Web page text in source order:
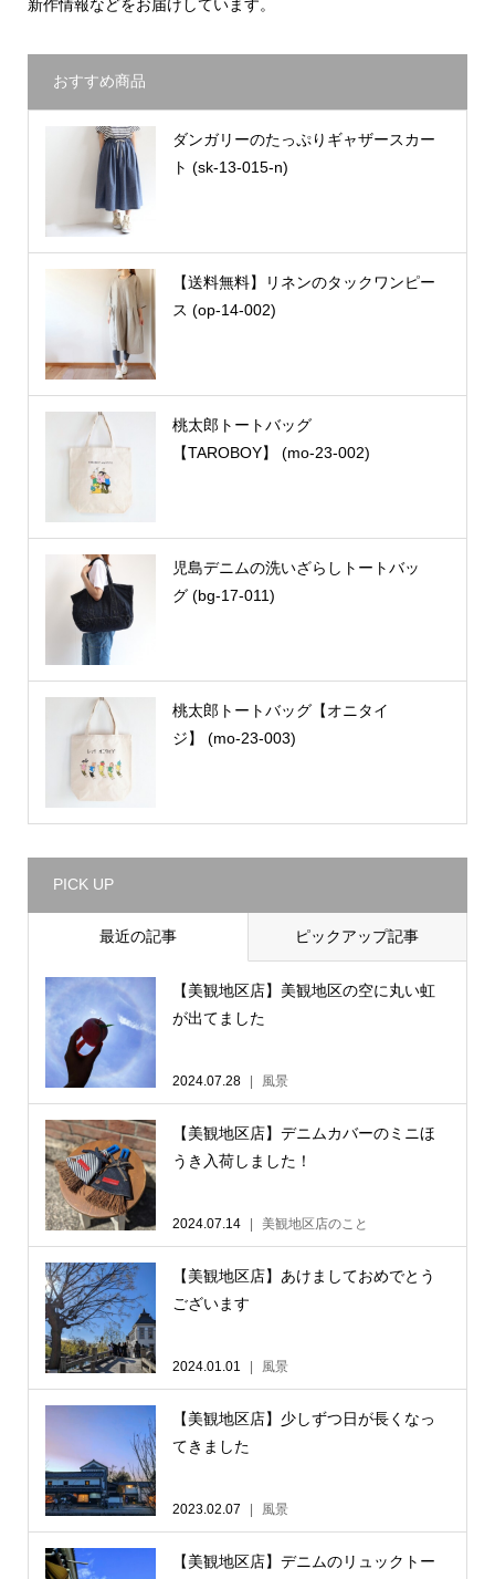
新作情報などをお届けしています。
おすすめ商品
ダンガリーのたっぷりギャザースカー
ト (sk-13-015-n)
【送料無料】リネンのタックワンピー
ス (op-14-002)
桃太郎トートバッグ
【TAROBOY】 (mo-23-002)
児島デニムの洗いざらしトートバッ
グ (bg-17-011)
桃太郎トートバッグ【オニタイ
ジ】 (mo-23-003)
PICK UP
最近の記事 ピックアップ記事
【美観地区店】美観地区の空に丸い虹
が出てました
2024.07.28 風景
【美観地区店】デニムカバーのミニほ
うき入荷しました！
2024.07.14 美観地区店のこと
【美観地区店】あけましておめでとう
ございます
2024.01.01 風景
【美観地区店】少しずつ日が長くなっ
てきました
2023.02.07 風景
【美観地区店】デニムのリュックトー